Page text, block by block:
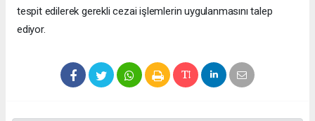
tespit edilerek gerekli cezai işlemlerin uygulanmasını talep
ediyor.